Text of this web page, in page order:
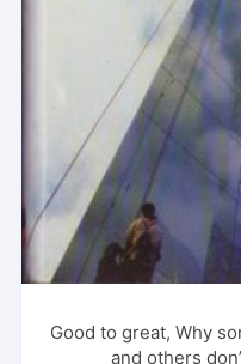
Good to great, Why
and others